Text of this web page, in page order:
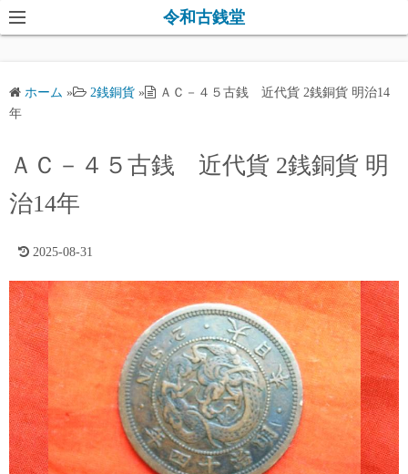
コ
ン
ツ
ッ
令和古銭堂
ホーム » 2銭銅貨 »
ＡＣ－４５古銭 近代貨 2銭銅貨 明治14
年
ＡＣ－４５古銭 近代貨 2銭銅貨 明
治14年
2025-08-31